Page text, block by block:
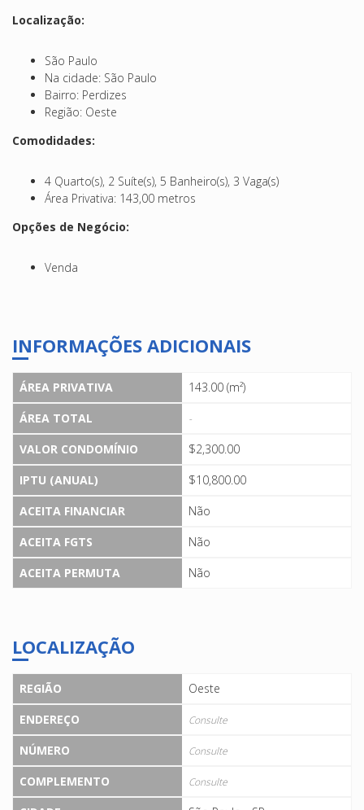
Localização:
São Paulo
Na cidade: São Paulo
Bairro: Perdizes
Região: Oeste
Comodidades:
4 Quarto(s), 2 Suíte(s), 5 Banheiro(s), 3 Vaga(s)
Área Privativa: 143,00 metros
Opções de Negócio:
Venda
INFORMAÇÕES ADICIONAIS
ÁREA PRIVATIVA
143.00 (m²)
ÁREA TOTAL
-
VALOR CONDOMÍNIO
$2,300.00
IPTU (ANUAL)
$10,800.00
ACEITA FINANCIAR
Não
ACEITA FGTS
Não
ACEITA PERMUTA
Não
LOCALIZAÇÃO
REGIÃO
Oeste
ENDEREÇO
Consulte
NÚMERO Consulte
COMPLEMENTO Consulte